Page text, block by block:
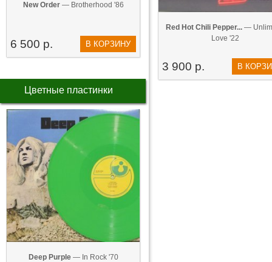
New Order— Brotherhood '86
6 500 р. В КОРЗИНУ
Цветные пластинки
Deep Purple— In Rock '70
Red Hot Chili Pepper...—
Love '22
3 900 р. В